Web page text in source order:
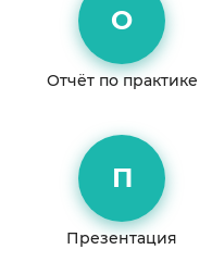
О
Отчёт по практике
П
Презентация